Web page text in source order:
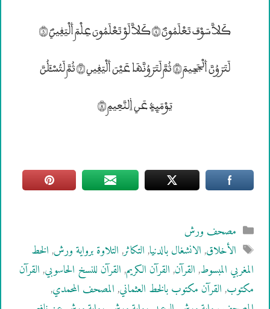
كَلاَّ سَوْفَ تَعْلَمُونَؐ (4) كَلاَّ لَوْ تَعْلَمُونَ عِلْمَ ۰لْيَقِينِؐ (5)
لَتَرَوُنَّ ۰لْجَحِيمَ (6) ثُمَّ لَتَرَوُنَّهَا عَيْنَ ۰لْيَقِينِ (7) ثُمَّ لَتُسْـَٔلُنَّ
يَوْمَئِذٖ عَنِ ۱لنَّعِيمِ (8)
التصنيفات
مصحف ورش
الوسوم
الأخلاق,الانشغال بالدنيا,التكاثر,التلاوة برواية ورش,الخط
المغربي المبسوط,القرآن,القرآن الكريم,القرآن للنسخ الحاسوبي,القرآن
مكتوب,القرآن مكتوب بالخط العثماني,المصحف المحمدي,